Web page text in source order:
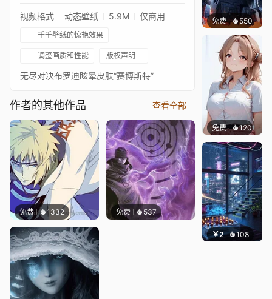
视频格式 动态壁纸 5.9M 仅商用
千千壁纸的惊艳效果
调整画质和性能 版权声明
无尽对决布罗迪眩晕皮肤“赛博斯特”
作者的其他作品 查看全部
免费 1332 免费 537
免费 550小鬼
免费 120渔小小
￥2 108 小皮球